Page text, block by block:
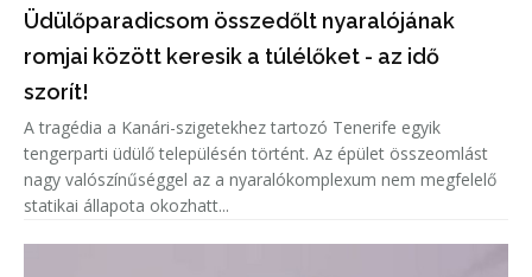
Üdülőparadicsom összedőlt nyaralójának
romjai között keresik a túlélőket - az idő
szorít!
A tragédia a Kanári-szigetekhez tartozó Tenerife egyik
tengerparti üdülő településén történt. Az épület összeomlást
nagy valószínűséggel az a nyaralókomplexum nem megfelelő
statikai állapota okozhatt...